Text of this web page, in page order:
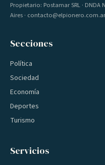
Propietario: Postamar SRL · DNDA
Aires · contacto@elpionero.com.ar
Secciones
Política
Sociedad
Economía
Deportes
Turismo
Servicios